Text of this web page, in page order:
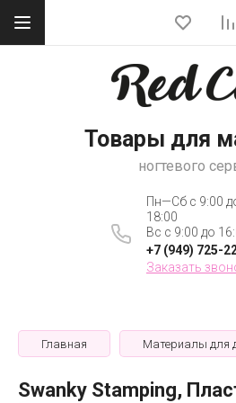
Товары для
ногтевого
Пн—Сб с 9:00
18:00
Вс с 9:00 до
+7 (949) 725-
Заказать
Главная Материалы для
Swanky Stamping,